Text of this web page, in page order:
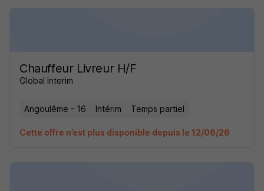
Chauffeur Livreur H/F
Global Interim
Angoulême - 16 Intérim Temps partiel
Cette offre n’est plus disponible depuis le 12/06/26